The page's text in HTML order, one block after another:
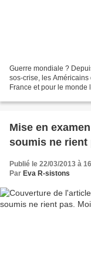
Guerre mondiale ?
sos-crise, les
France et pour le
Mise en
soumis ne rient
Publié le 22/03/2013 à
Par Eva R-sistons